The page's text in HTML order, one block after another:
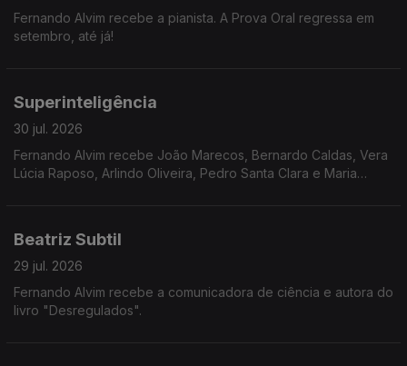
Fernando Alvim recebe a pianista. A Prova Oral regressa em
setembro, até já!
Superinteligência
30 jul. 2026
Fernando Alvim recebe João Marecos, Bernardo Caldas, Vera
Lúcia Raposo, Arlindo Oliveira, Pedro Santa Clara e Maria
Beatriz Subtil
29 jul. 2026
Fernando Alvim recebe a comunicadora de ciência e autora do
livro "Desregulados".